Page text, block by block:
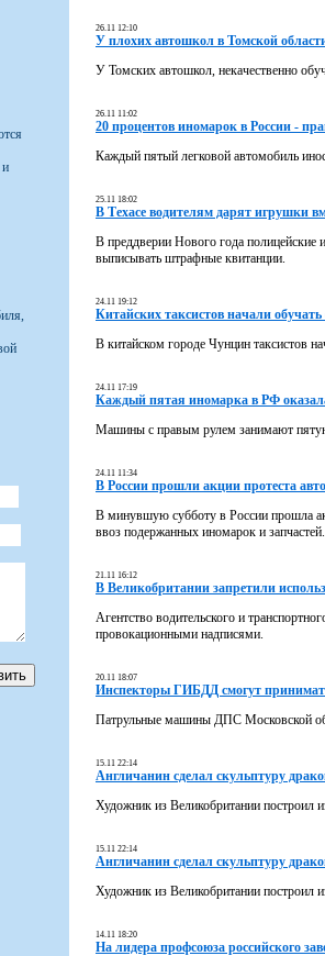
26.11 12:10
У плохих автошкол в Томской
У Томских автошкол, некачественно
26.11 11:02
20 процентов иномарок в России -
Каждый пятый легковой автомобиль
25.11 18:02
В Техасе водителям дарят игрушки
В преддверии Нового года полицейские
выписывать штрафные квитанции.
24.11 19:12
Китайских таксистов начали обучать
В китайском городе Чунцин таксистов
24.11 17:19
Каждый пятая иномарка в РФ
Машины с правым рулем занимают пятую
24.11 11:34
В России прошли акции протеста
В минувшую субботу в России прошла
ввоз подержанных иномарок и запчастей.
21.11 16:12
В Великобритании запретили
Агентство водительского и
провокационными надписями.
20.11 18:07
Инспекторы ГИБДД смогут
Патрульные машины ДПС Московской
15.11 22:14
Англичанин сделал скульптуру
Художник из Великобритании построил
15.11 22:14
Англичанин сделал скульптуру
Художник из Великобритании построил
14.11 18:20
На лидера профсоюза российского